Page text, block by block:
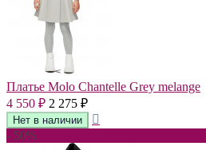
Платье Molo Chantelle Grey melange
4 550 ₽ 2 275 ₽
- 50%